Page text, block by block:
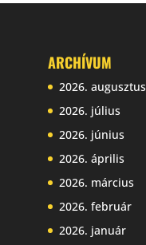
ARCHÍVUM
2026. augusztus
2026. július
2026. június
2026. április
2026. március
2026. február
2026. január